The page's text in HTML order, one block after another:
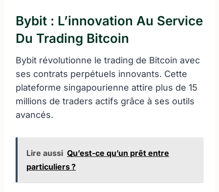
Bybit : L’innovation Au Service
Du Trading Bitcoin
Bybit révolutionne le trading de Bitcoin avec
ses contrats perpétuels innovants. Cette
plateforme singapourienne attire plus de 15
millions de traders actifs grâce à ses outils
avancés.
Lire aussi Qu’est-ce qu’un prêt entre
particuliers ?